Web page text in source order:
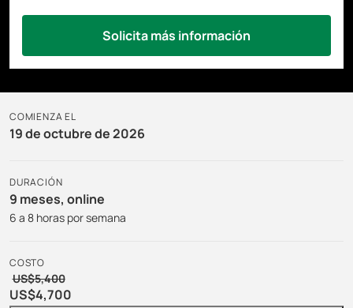
Solicita más información
COMIENZA EL
19 de octubre de 2026
DURACIÓN
9 meses, online
6 a 8 horas por semana
COSTO
US$5,400
US$4,700